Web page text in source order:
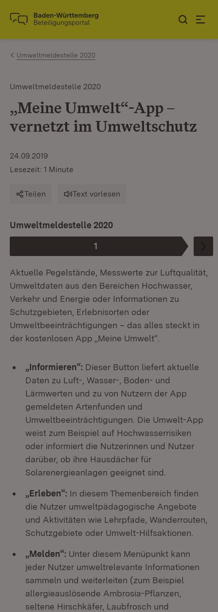
Zum Inhalt springen
Link zur Startseite
Umweltmeldestelle 2020
Umweltmeldestelle 2020
„Meine Umwelt“-App –
vernetzt im Umweltschutz
24.09.2019
Lesezeit: 1 Minute
Teilen Text vorlesen
Phase
1
:
Umweltmeldestelle 2020
Aktuelle Pegelstände, Messwerte zur Luftqualität,
Umweltdaten aus den Bereichen Hochwasser,
Verkehr und Energie oder Informationen zu
Schutzgebieten, Erlebnisorten oder
Umweltbeeinträchtigungen – das alles steckt in
der kostenlosen App „Meine Umwelt“.
„Informieren“: Dieser Button liefert aktuelle
Daten zu Luft-, Wasser-, Boden- und
Lärmwerten und zu von Nutzern der App
gemeldeten Artenfunden und
Umweltbeeinträchtigungen. Die Umwelt-App
weist zum Beispiel auf Hochwasserrisiken
oder informiert die Nutzerinnen und Nutzer
darüber, ob ihre Hausdächer für
Solarenergieanlagen geeignet sind.
„Erleben“: In diesem Themenbereich finden
die Nutzer umweltpädagogische Angebote
und Aktivitäten wie Lehrpfade, Wanderrouten,
Schutzgebiete oder Umwelt-Hilfsaktionen.
„Melden“: Unter diesem Menüpunkt kann
jeder Nutzer umweltrelevante Informationen
sammeln und weiterleiten (zum Beispiel
allergieauslösende Ambrosia-Pflanzen,
seltene Hirschkäfer, Laubfrosch und